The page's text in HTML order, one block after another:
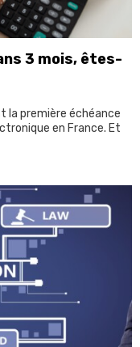
3 mois, êtes-
la première échéance
en France. Et